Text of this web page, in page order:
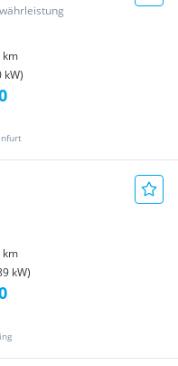
km
kW)
km
kW)